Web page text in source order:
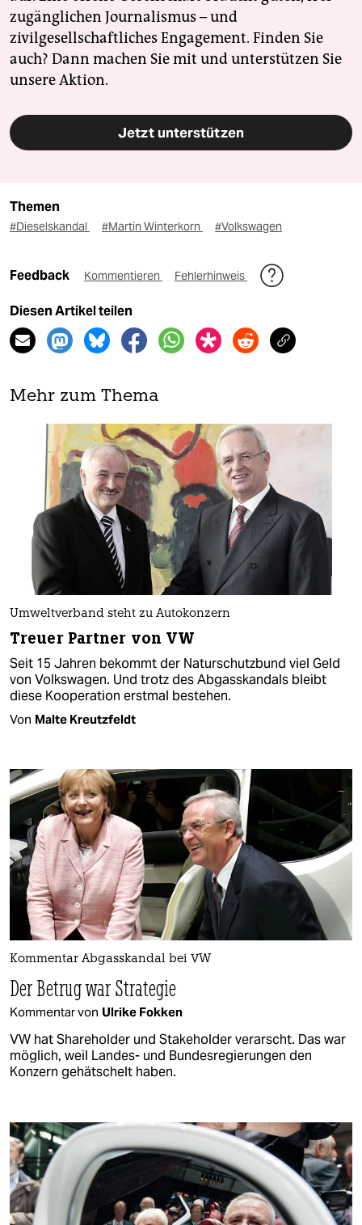
zugänglichen Journalismus – und
zivilgesellschaftliches Engagement. Finden Sie
auch? Dann machen Sie mit und unterstützen Sie
unsere Aktion.
Jetzt unterstützen
Themen
#Dieselskandal #Martin Winterkorn #Volkswagen
Feedback Kommentieren Fehlerhinweis
Diesen Artikel teilen
Mehr zum Thema
Umweltverband steht zu Autokonzern
Treuer Partner von VW
Seit 15 Jahren bekommt der Naturschutzbund viel Geld
von Volkswagen. Und trotz des Abgasskandals bleibt
diese Kooperation erstmal bestehen.
Von Malte Kreutzfeldt
Kommentar Abgasskandal bei VW
Der Betrug war Strategie
Kommentar von Ulrike Fokken
VW hat Shareholder und Stakeholder verarscht. Das war
möglich, weil Landes- und Bundesregierungen den
Konzern gehätschelt haben.